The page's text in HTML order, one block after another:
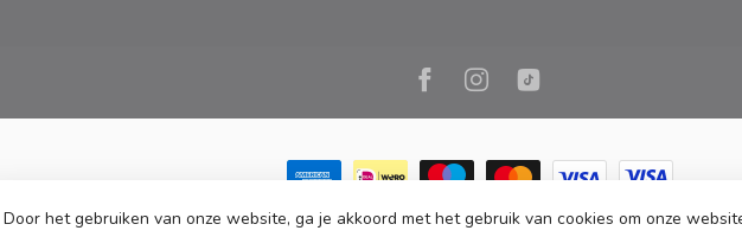
© Copyright 2026 Marc Cook & Home | Webshop | Fysieke kookwinkel in Elst |- Powered byLightspeed-
Door het gebruiken van onze website, ga je akkoord met het gebruik van cookies om onze